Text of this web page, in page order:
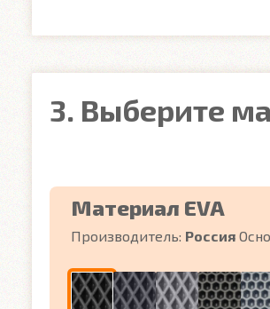
3. Выберите
Материал EVA
Производитель: Россия